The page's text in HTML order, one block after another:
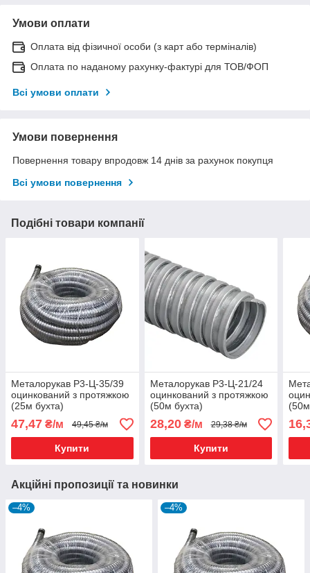
Умови оплати
Оплата від фізичної особи (з карт або терміналів)
Оплата по наданому рахунку-фактурі для ТОВ/ФОП
Всі умови оплати
Умови повернення
Повернення товару впродовж 14 днів за рахунок покупця
Всі умови повернення
Подібні товари компанії
Металорукав Р3-Ц-35/39
оцинкований з протяжкою
(25м бухта)
47,47 ₴/м 49,45 ₴/м
Купити
Металорукав Р3-Ц-21/24
оцинкований з протяжкою
(50м бухта)
28,20₴/м 29,38 ₴/м
Купити
Акційні пропозиції та новинки
–4% –4%